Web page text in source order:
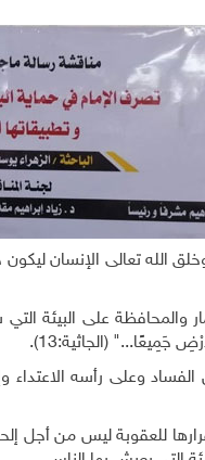
وخلق الله تعالى الإنسان
على البيئة التي
(الجاثية:13).
وعلى رأسه الاعتداء
للعقوبة ليس من أجل